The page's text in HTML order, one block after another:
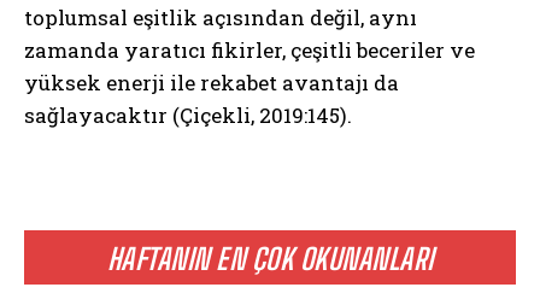
ABONE OL
HAFTANIN EN ÇOK OKUNANLARI
toplumsal eşitlik açısından değil, aynı
zamanda yaratıcı fikirler, çeşitli beceriler ve
yüksek enerji ile rekabet avantajı da
sağlayacaktır (Çiçekli, 2019:145).